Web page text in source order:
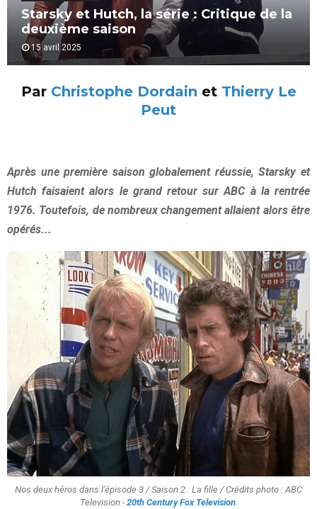
Starsky et Hutch, la série : Critique de la
deuxième saison
15 avril 2025
Par Christophe Dordain et Thierry Le
Peut
Après une première saison globalement réussie, Starsky et
Hutch faisaient alors le grand retour sur ABC à la rentrée
1976. Toutefois, de nombreux changement allaient alors être
opérés...
Nos deux héros dans l'épisode 3 / Saison 2 : La fille / Crédits photo : ABC
Television -20th Century Fox Television.